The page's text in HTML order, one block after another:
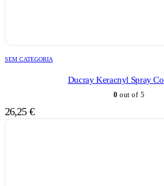
SEM CATEGORIA
Ducray Keracnyl Spray
0 out of 5
26,25 €